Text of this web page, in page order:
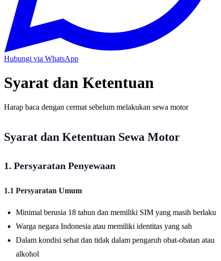
Hubungi via WhatsApp
Syarat dan Ketentuan
Harap baca dengan cermat sebelum melakukan sewa motor
Syarat dan Ketentuan Sewa Motor
1. Persyaratan Penyewaan
1.1 Persyaratan Umum
Minimal berusia 18 tahun dan memiliki SIM yang masih berlaku
Warga negara Indonesia atau memiliki identitas yang sah
Dalam kondisi sehat dan tidak dalam pengaruh obat-obatan atau
alkohol